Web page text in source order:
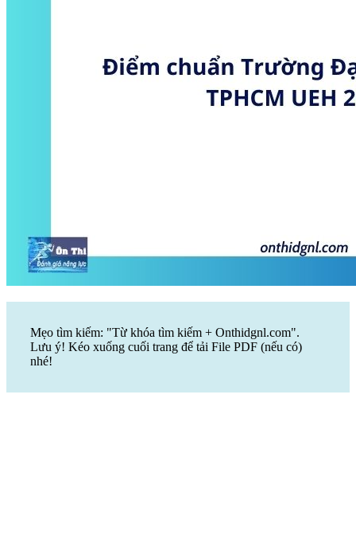
Mẹo tìm kiếm: "Từ khóa tìm kiếm + Onthidgnl.com".
Lưu ý! Kéo xuống cuối trang để tải File PDF (nếu có)
nhé!